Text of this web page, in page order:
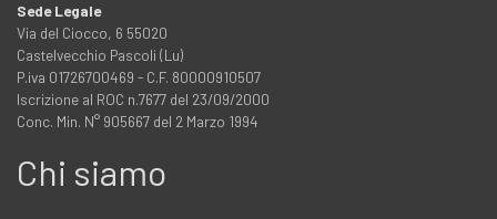
Sede Legale
Via del Ciocco, 6 55020
Castelvecchio Pascoli (Lu)
P.iva 01726700469 - C.F. 80000910507
Iscrizione al ROC n.7677 del 23/09/2000
Conc. Min. N° 905667 del 2 Marzo 1994
Chi siamo